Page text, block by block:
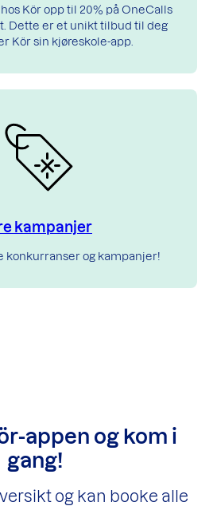
Kör opp til 20% på OneCalls
Dette er et unikt tilbud til deg
Kör sin kjøreskole-app.
kampanjer
konkurranser og kampanjer!
appen og kom i
gang!
og kan booke alle